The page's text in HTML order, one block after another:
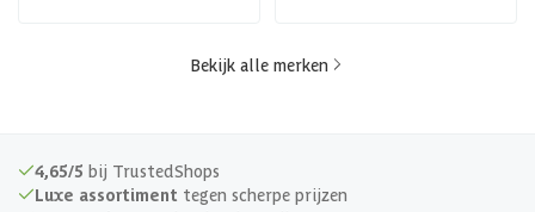
Bekijk alle merken
4,65/5 bij TrustedShops
Luxe assortiment tegen scherpe prijzen